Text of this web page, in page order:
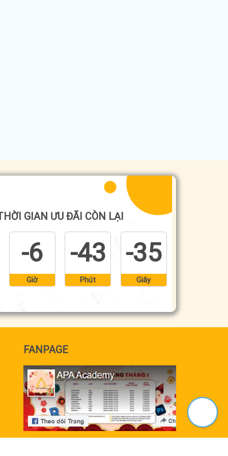
GIAN ƯU ĐÃI CÒN LẠI
-6
Giờ
-43
Phút
-36
Giây
FANPAGE